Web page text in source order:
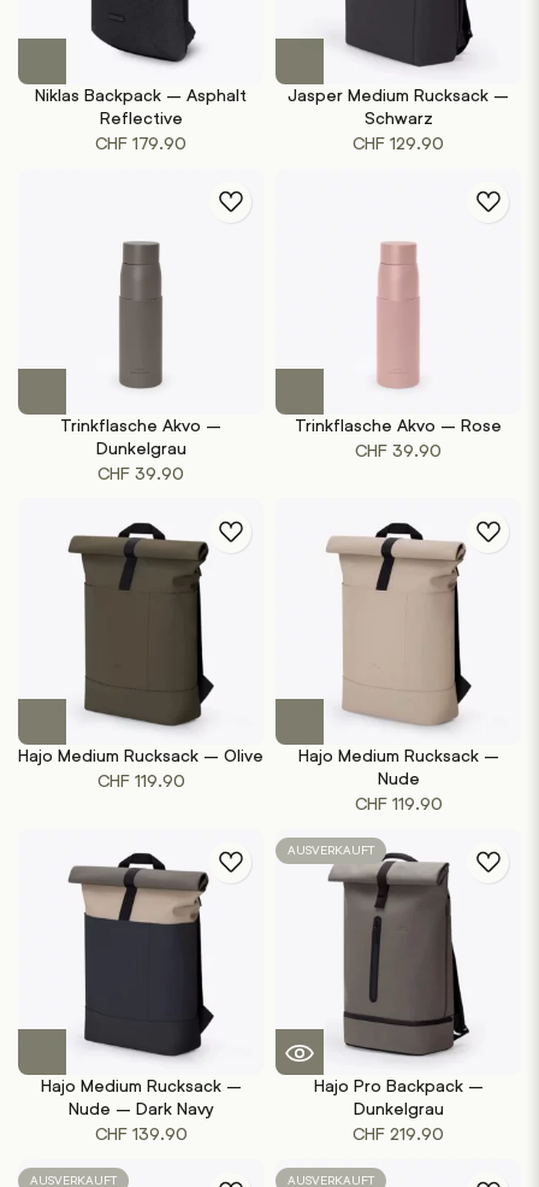
Niklas Backpack – Asphalt
Reflective
CHF 179.90
Jasper Medium Rucksack –
Schwarz
CHF 129.90
Trinkflasche Akvo –
Dunkelgrau
CHF 39.90
Trinkflasche Akvo – Rose
CHF 39.90
Hajo Medium Rucksack – Olive
CHF119.90
Hajo Medium Rucksack –
Nude
CHF119.90
Hajo Medium Rucksack –
Nude – Dark Navy
CHF139.90
AUSVERKAUFT
Hajo Pro Backpack –
Dunkelgrau
CHF 219.90
AUSVERKAUFT AUSVERKAUFT